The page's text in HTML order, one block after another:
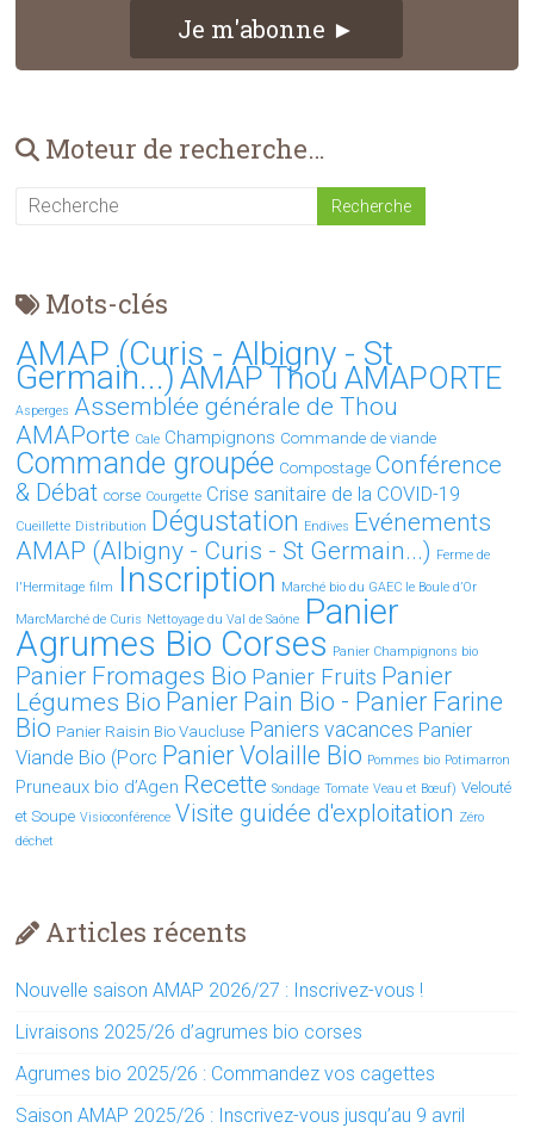
Je m'abonne ►
Moteur de recherche…
Mots-clés
AMAP (Curis - Albigny - St
Germain...) AMAP Thou AMAPORTE
Asperges Assemblée générale de Thou
AMAPorte Cale Champignons Commande de viande
Commande groupée Compostage Conférence
& Débat corse Courgette Crise sanitaire de la COVID-19
Cueillette Distribution Dégustation Endives Evénements
AMAP (Albigny - Curis - St Germain...) Ferme de
l'Hermitage film Inscription Marché bio du GAEC le Boule d’Or
MarcMarché de Curis Nettoyage du Val de Saône Panier
Agrumes Bio Corses Panier Champignons bio
Panier Fromages Bio Panier Fruits Panier
Légumes Bio Panier Pain Bio - Panier Farine
Bio Panier Raisin Bio Vaucluse Paniers vacances Panier
Viande Bio (Porc Panier Volaille Bio Pommes bio Potimarron
Pruneaux bio d’Agen Recette Sondage Tomate Veau et Bœuf) Velouté
et Soupe Visioconférence Visite guidée d'exploitation Zéro
déchet
Articles récents
Nouvelle saison AMAP 2026/27 : Inscrivez-vous !
Livraisons 2025/26 d’agrumes bio corses
Agrumes bio 2025/26 : Commandez vos cagettes
Saison AMAP 2025/26 : Inscrivez-vous jusqu’au 9 avril